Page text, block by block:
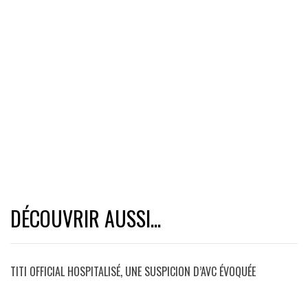
DÉCOUVRIR AUSSI...
TITI OFFICIAL HOSPITALISÉ, UNE SUSPICION D’AVC ÉVOQUÉE